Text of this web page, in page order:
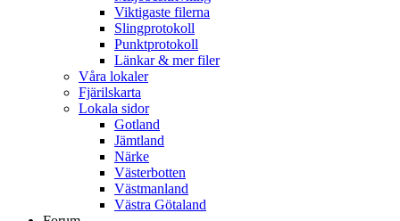
Viktigaste filerna
Slingprotokoll
Punktprotokoll
Länkar & mer filer
Våra lokaler
Fjärilskarta
Lokala sidor
Gotland
Jämtland
Närke
Västerbotten
Västmanland
Västra Götaland